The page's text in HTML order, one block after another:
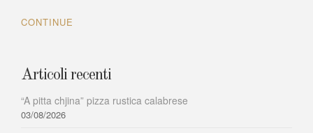
CONTINUE
Articoli recenti
“A pitta chjina” pizza rustica calabrese
03/08/2026